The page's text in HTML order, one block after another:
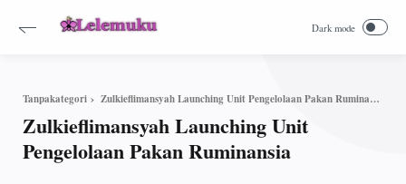
Tanpakategori Zulkieflimansyah Launching Unit Pengelolaan Pakan Ruminansia
Zulkieflimansyah Launching Unit
Pengelolaan Pakan Ruminansia